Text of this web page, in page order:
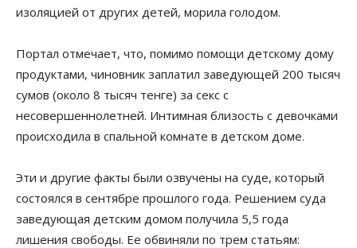
изоляцией от других детей, морила голодом.
Портал отмечает, что, помимо помощи детскому дому
продуктами, чиновник заплатил заведующей 200 тысяч
сумов (около 8 тысяч тенге) за секс с
несовершеннолетней. Интимная близость с девочками
происходила в спальной комнате в детском доме.
Эти и другие факты были озвучены на суде, который
состоялся в сентябре прошлого года. Решением суда
заведующая детским домом получила 5,5 года
лишения свободы. Ее обвиняли по трем статьям: